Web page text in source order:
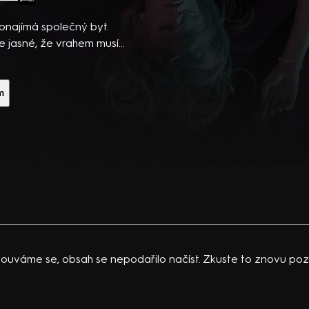
společný byt.
že vrahem musí
se, obsah se nepodařilo načíst. Zkuste to znovu